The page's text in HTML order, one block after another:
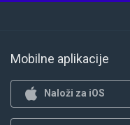
Mobilne aplikacije
Naloži za iOS